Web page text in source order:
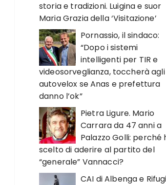
storia e tradizioni. Luigina e suor
Maria Grazia della ‘Visitazione’
Pornassio, il sindaco:
“Dopo i sistemi
intelligenti per TIR e
videosorveglianza, toccherà agli
autovelox se Anas e prefettura
danno l’ok”
Pietra Ligure. Mario
Carrara da 47 anni a
Palazzo Golli: perché
scelto di aderire al partito del
“generale” Vannacci?
CAI di Albenga e